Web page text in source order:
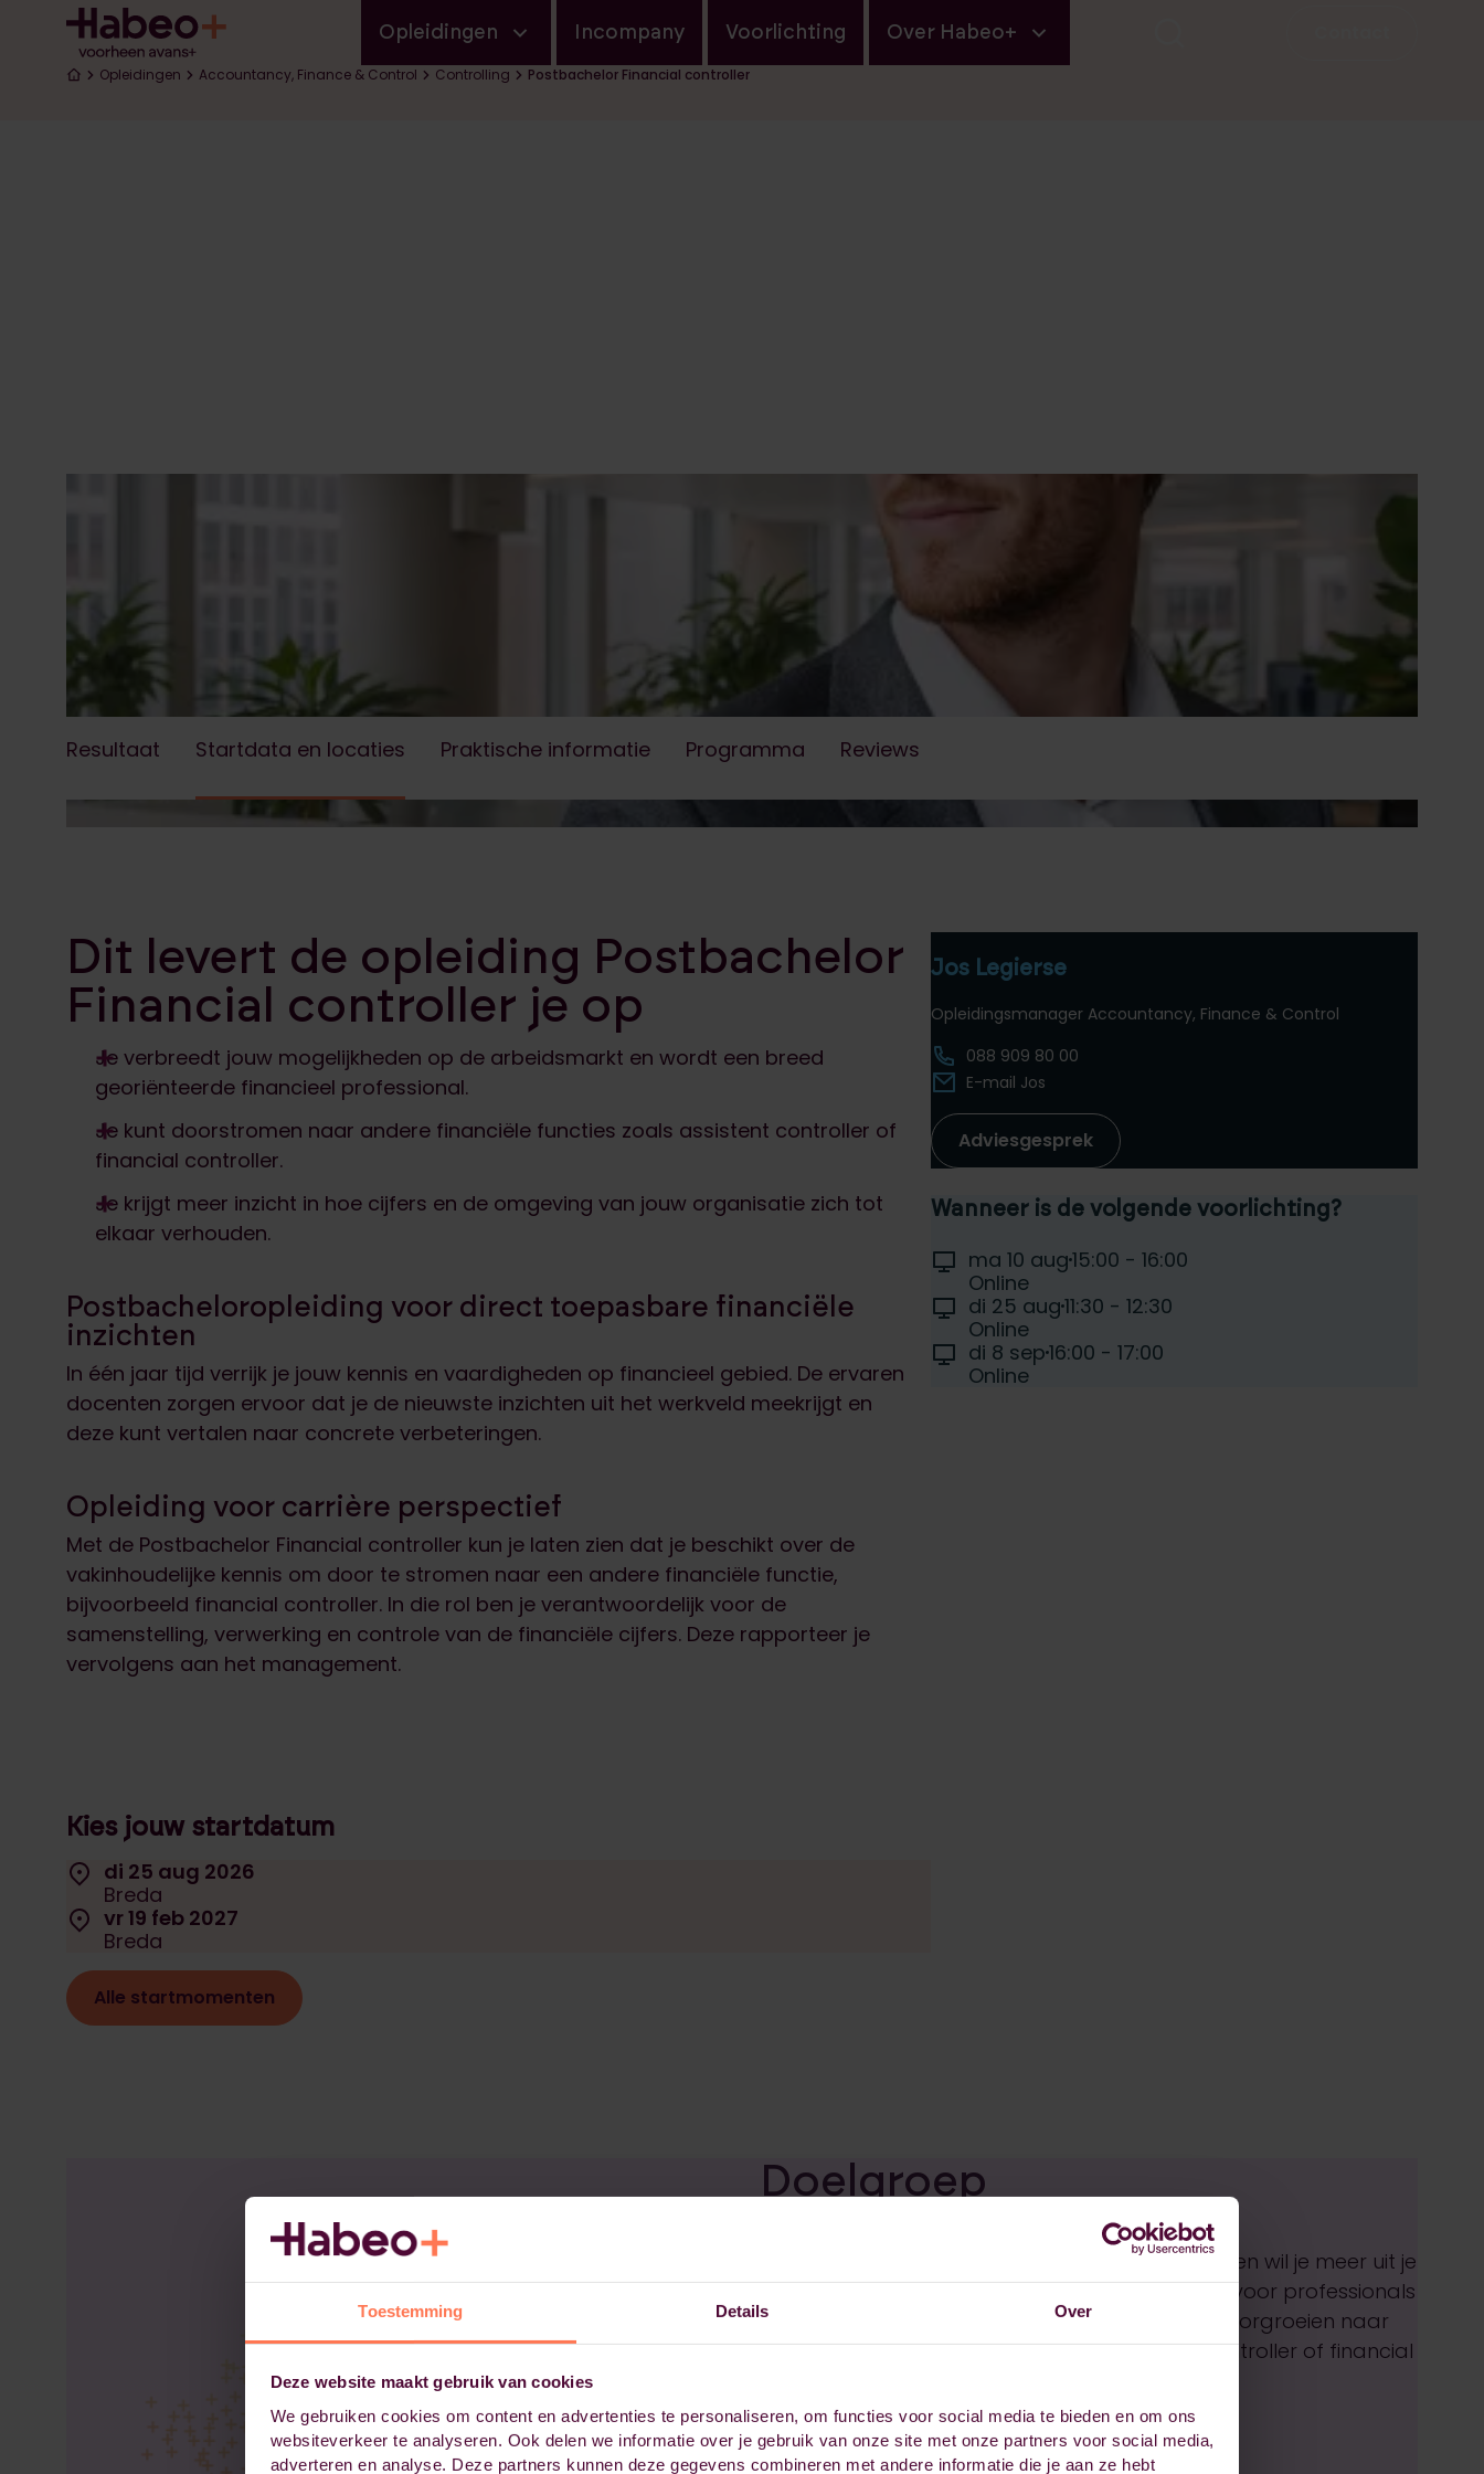
Toestemming Details Over
Deze website maakt gebruik van cookies
We gebruiken cookies om content en advertenties te personaliseren, om functies voor social media te bieden en om ons
websiteverkeer te analyseren. Ook delen we informatie over je gebruik van onze site met onze partners voor social media,
adverteren en analyse. Deze partners kunnen deze gegevens combineren met andere informatie die je aan ze hebt
Overslaan en naar de inhoud gaan Hoofdnavigatie
Opleidingen Incompany Voorlichting Over Habeo+
Kruimelpad
Opleidingen Accountancy, Finance & Control Controlling Postbachelor Financial controller
Niveau
Postbachelor
10 maanden€ 8.400,-
Inschrijven Brochure downloaden
Eerstvolgende startdata
Alle startdata
Resultaat Startdata en locaties Praktische informatie Programma Reviews
Dit levert de opleiding Postbachelor
Financial controller je op
Je verbreedt jouw mogelijkheden op de arbeidsmarkt en wordt een breed
georiënteerde financieel professional.
Je kunt doorstromen naar andere financiële functies zoals assistent controller of
financial controller.
Je krijgt meer inzicht in hoe cijfers en de omgeving van jouw organisatie zich tot
elkaar verhouden.
Postbacheloropleiding voor direct toepasbare financiële
inzichten
In één jaar tijd verrijk je jouw kennis en vaardigheden op financieel gebied. De ervaren
docenten zorgen ervoor dat je de nieuwste inzichten uit het werkveld meekrijgt en
deze kunt vertalen naar concrete verbeteringen.
Opleiding voor carrière perspectief
Met de Postbachelor Financial controller kun je laten zien dat je beschikt over de
vakinhoudelijke kennis om door te stromen naar een andere financiële functie,
bijvoorbeeld financial controller. In die rol ben je verantwoordelijk voor de
samenstelling, verwerking en controle van de financiële cijfers. Deze rapporteer je
vervolgens aan het management.
Kies jouw startdatum
Selecteer een startdatum:
Datum:
di 25 aug 2026
Locatie:
Breda
Datum:
vr 19 feb 2027
Locatie:
Breda
Alle startmomenten
Jos Legierse
Opleidingsmanager Accountancy, Finance & Control
088 909 80 00
E-mail Jos
Adviesgesprek
Wanneer is de volgende voorlichting?
Selecteer een voorlichtingsdag:
Datum:
ma 10 augTijd:
15:00 - 16:00
Locatie:
Online
Datum:
di 25 augTijd:
11:30 - 12:30
Locatie:
Online
Datum:
di 8 sepTijd:
16:00 - 17:00
Locatie:
Online
Doelgroep
Werk je in een financieel-administratieve functie en wil je meer uit je
rol halen? Deze opleiding is speciaal ontwikkeld voor professionals
met een mbo- of bachelordiploma die willen doorgroeien naar
een andere financiële functie zoals assistent controller of financial
Werkvorm